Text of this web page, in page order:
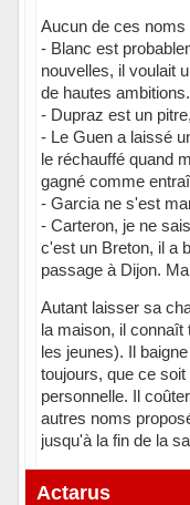
Aucun de ces
- Blanc est
nouvelles, il voulait
de hautes ambitions.
- Dupraz est un
- Le Guen a laissé
le réchauffé quand
gagné comme
- Garcia ne s'est
- Carteron, je ne
c'est un Breton, il a
passage à Dijon.
Autant laisser sa
la maison, il
les jeunes). Il
toujours, que ce
personnelle. Il
autres noms
jusqu'à la fin de la
Hors ligne
Actarus